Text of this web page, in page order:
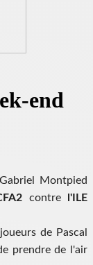
end
Montpied
contrel'ILE
de Pascal
prendre de l'air